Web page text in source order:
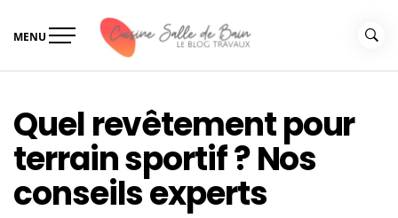
MENU
Quel revêtement pour
terrain sportif ? Nos
conseils experts